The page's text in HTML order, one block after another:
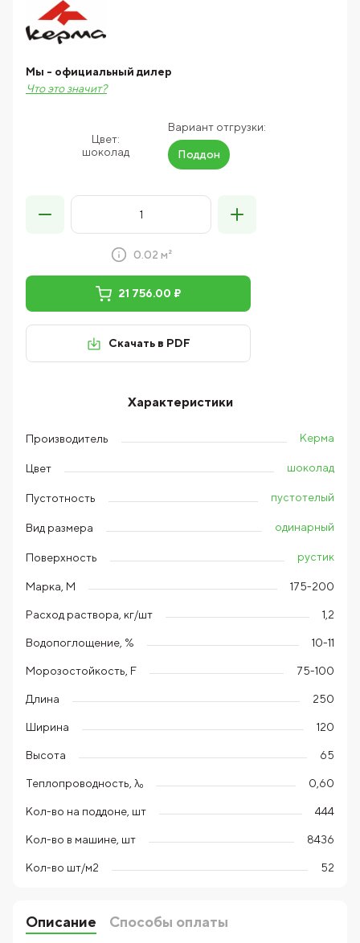
Цвет:
шоколад
Вариант отгрузки:
Поддон
Мы - официальный дилер
Что это значит?
0.02 м²
21 756.00 ₽
Скачать в PDF
Характеристики
Производитель Керма
Цвет шоколад
Пустотность пустотелый
Вид размера одинарный
Поверхность рустик
Марка, М 175-200
Расход раствора, кг/шт 1,2
Водопоглощение, % 10-11
Морозостойкость, F 75-100
Длина 250
Ширина 120
Высота 65
Теплопроводность, λ₀ 0,60
Кол-во на поддоне, шт 444
Кол-во в машине, шт 8436
Кол-во шт/м2 52
Описание
Способы оплаты